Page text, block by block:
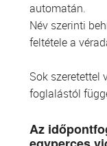
automatán.
Név szerinti
feltétele a
Sok szeretettel
foglalástól
Az